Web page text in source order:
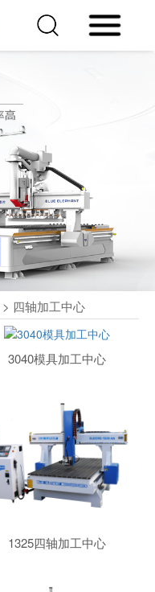
> 四轴加工中心
3040模具加工中心
1325四轴加工中心